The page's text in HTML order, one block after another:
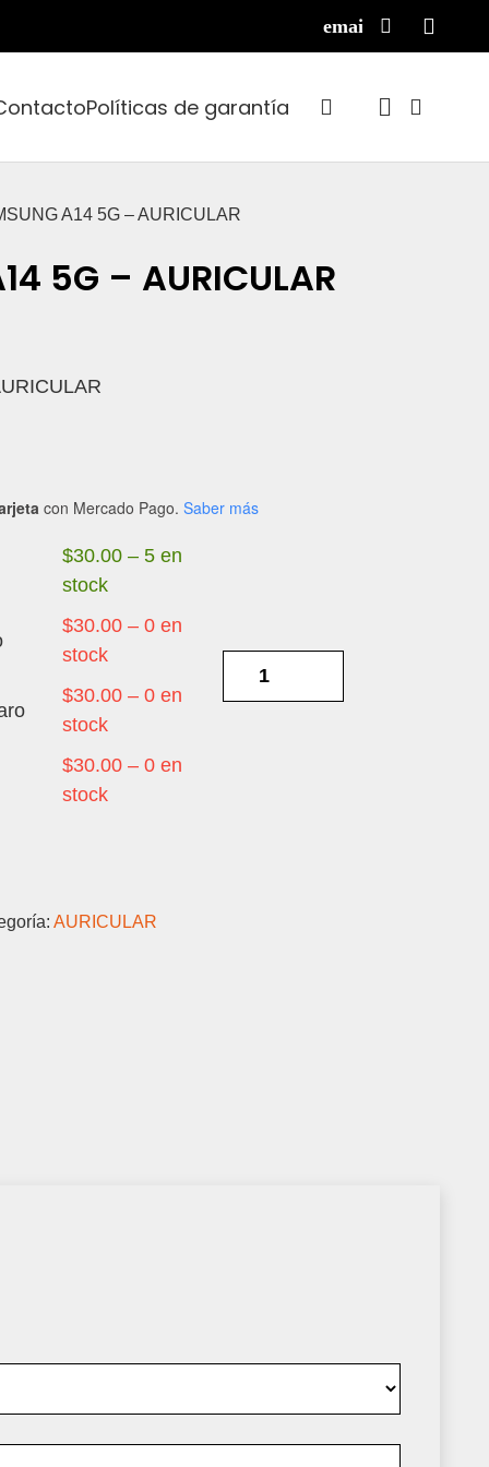
Políticas de garantía
A14 5G – AURICULAR
5G – AURICULAR
con Mercado Pago. Saber más
$30.00– 5 en
stock
$30.00– 0 en
stock
$30.00– 0 en
stock
$30.00– 0 en
stock
AURICULAR